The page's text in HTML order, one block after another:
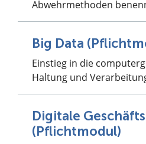
Abwehrmethoden
Big Data
Einstieg in die
Haltung und
Digitale
(Pflichtmodul)